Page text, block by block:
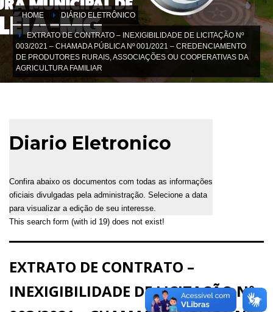
HOME DIÁRIO ELETRÔNICO
EXTRATO DE CONTRATO – INEXIGIBILIDADE DE LICITAÇÃO Nº
003/2021 – CHAMADA PÚBLICA Nº 001/2021 – CREDENCIAMENTO
DE PRODUTORES RURAIS, ASSOCIAÇÕES OU COOPERATIVAS DA
AGRICULTURA FAMILIAR
Diario Eletronico
Confira abaixo os documentos com todas as informações
oficiais divulgadas pela administração. Selecione a data
para visualizar a edição de seu interesse.
This search form (with id 19) does not exist!
EXTRATO DE CONTRATO –
INEXIGIBILIDADE DE LICITAÇÃO Nº